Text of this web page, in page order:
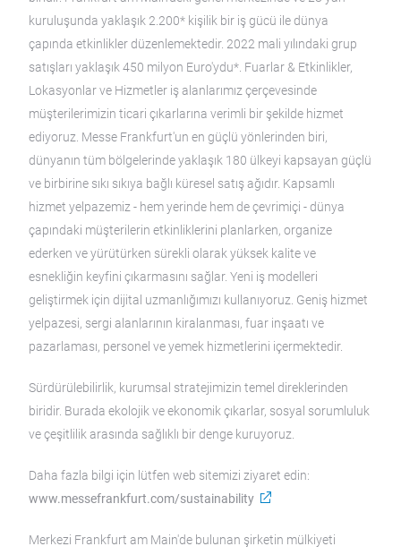
kuruluşunda yaklaşık 2.200* kişilik bir iş gücü ile dünya
çapında etkinlikler düzenlemektedir. 2022 mali yılındaki grup
satışları yaklaşık 450 milyon Euro'ydu*. Fuarlar & Etkinlikler,
Lokasyonlar ve Hizmetler iş alanlarımız çerçevesinde
müşterilerimizin ticari çıkarlarına verimli bir şekilde hizmet
ediyoruz. Messe Frankfurt'un en güçlü yönlerinden biri,
dünyanın tüm bölgelerinde yaklaşık 180 ülkeyi kapsayan güçlü
ve birbirine sıkı sıkıya bağlı küresel satış ağıdır. Kapsamlı
hizmet yelpazemiz - hem yerinde hem de çevrimiçi - dünya
çapındaki müşterilerin etkinliklerini planlarken, organize
ederken ve yürütürken sürekli olarak yüksek kalite ve
esnekliğin keyfini çıkarmasını sağlar. Yeni iş modelleri
geliştirmek için dijital uzmanlığımızı kullanıyoruz. Geniş hizmet
yelpazesi, sergi alanlarının kiralanması, fuar inşaatı ve
pazarlaması, personel ve yemek hizmetlerini içermektedir.
Sürdürülebilirlik, kurumsal stratejimizin temel direklerinden
biridir. Burada ekolojik ve ekonomik çıkarlar, sosyal sorumluluk
ve çeşitlilik arasında sağlıklı bir denge kuruyoruz.
Daha fazla bilgi için lütfen web sitemizi ziyaret edin:
www.messefrankfurt.com/sustainability
Merkezi Frankfurt am Main'de bulunan şirketin mülkiyeti